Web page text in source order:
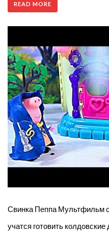
READ MORE
Свинка Пеппа Мультфильм
учатся готовить